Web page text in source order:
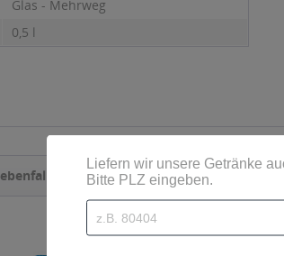
Glas - Mehrweg
0,5 l
angesehen